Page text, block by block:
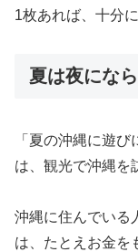
1枚あれば、十分
夏は夜にな
「夏の沖縄に遊
は、観光で沖縄を
沖縄に住んでいる
は、たとえお金を